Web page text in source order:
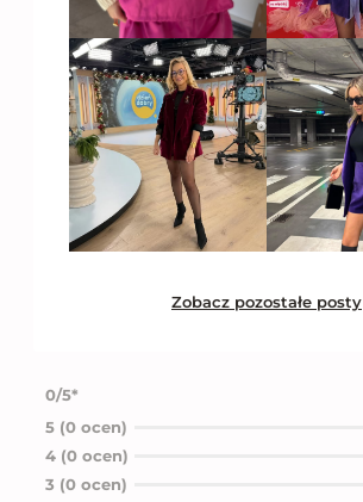
Zobacz pozostałe posty
0/5*
5 (0 ocen)
4 (0 ocen)
3 (0 ocen)